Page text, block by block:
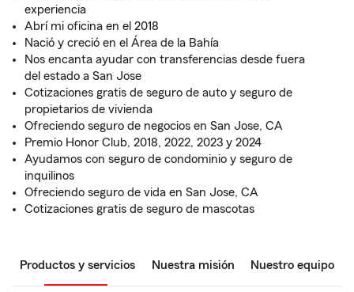
experiencia
Abrí mi oficina en el 2018
Nació y creció en el Área de la Bahía
Nos encanta ayudar con transferencias desde fuera
del estado a San Jose
Cotizaciones gratis de seguro de auto y seguro de
propietarios de vivienda
Ofreciendo seguro de negocios en San Jose, CA
Premio Honor Club, 2018, 2022, 2023 y 2024
Ayudamos con seguro de condominio y seguro de
inquilinos
Ofreciendo seguro de vida en San Jose, CA
Cotizaciones gratis de seguro de mascotas
Productos y servicios Nuestra misión Nuestro equipo